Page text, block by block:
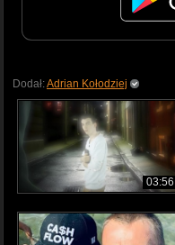
Dodał:Adrian Kołodziej
03:56